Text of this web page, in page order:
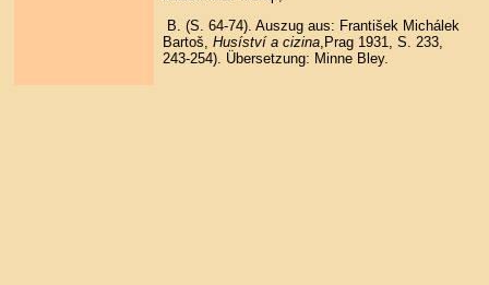
B. (S. 64-74). Auszug aus: František Michálek
Bartoš, Husíství a cizina,Prag 1931, S. 233,
243-254). Übersetzung: Minne Bley.